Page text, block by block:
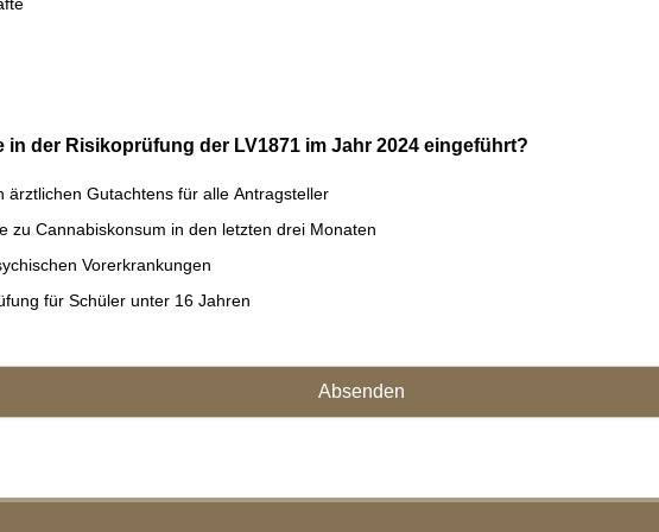
der Risikoprüfung der LV1871 im Jahr 2024 eingeführt?
ärztlichen Gutachtens für alle Antragsteller
zu Cannabiskonsum in den letzten drei Monaten
Vorerkrankungen
für Schüler unter 16 Jahren